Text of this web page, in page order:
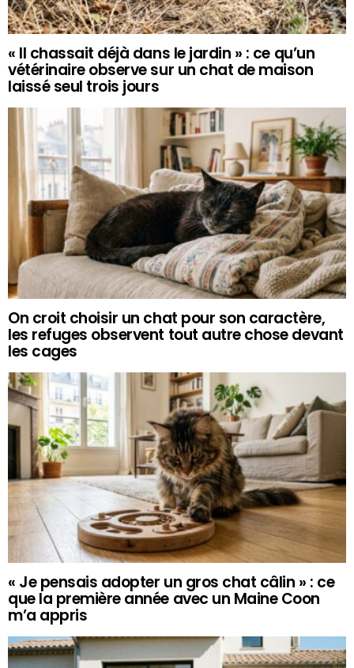
« Il chassait déjà dans le jardin » : ce qu’un
vétérinaire observe sur un chat de maison
laissé seul trois jours
On croit choisir un chat pour son caractère,
les refuges observent tout autre chose devant
les cages
« Je pensais adopter un gros chat câlin » : ce
que la première année avec un Maine Coon
m’a appris